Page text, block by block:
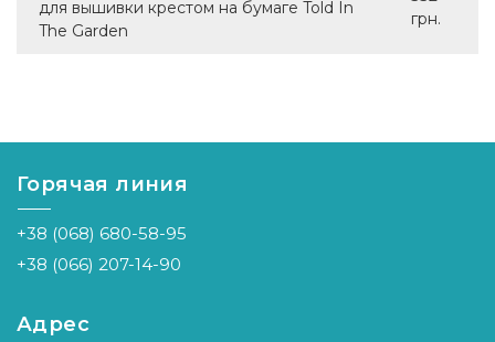
для вышивки крестом на бумаге Told In
The Garden
грн.
Горячая линия
+38 (068) 680-58-95
+38 (066) 207-14-90
Адрес